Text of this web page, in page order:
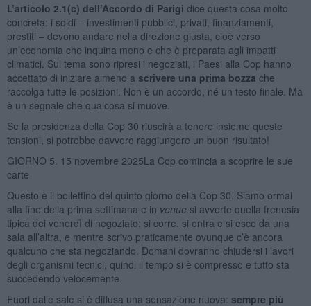
L’articolo 2.1(c) dell’Accordo di Parigi dice questa cosa molto
concreta: i soldi – investimenti pubblici, privati, finanziamenti,
prestiti – devono andare nella direzione giusta, cioè verso
un’economia che inquina meno e che è preparata agli impatti
climatici. Sul tema sono ripresi i negoziati, i Paesi alla Cop hanno
accettato di iniziare almeno a scrivere una prima bozza che
raccolga tutte le posizioni. Non è un accordo, né un testo finale. Ma
è un segnale che qualcosa si muove.
Se la presidenza della Cop 30 riuscirà a tenere insieme queste
tensioni, si potrebbe davvero raggiungere un buon risultato!
GIORNO 5. 15 novembre 2025La Cop comincia a scoprire le sue
carte
Questo è il bollettino del quinto giorno della Cop 30. Siamo ormai
alla fine della prima settimana e in venue si avverte quella frenesia
tipica dei venerdì di negoziato: si corre, si entra e si esce da una
sala all’altra, e mentre scrivo praticamente ovunque c’è ancora
qualcuno che sta negoziando. Domani dovranno chiudersi i lavori
degli organismi tecnici, quindi il tempo si è compresso e tutto sta
succedendo velocemente.
Fuori dalle sale si è diffusa una sensazione nuova: sempre più